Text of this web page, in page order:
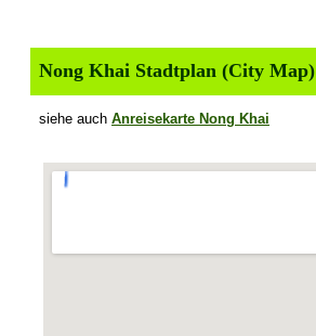
Nong Khai Stadtplan (City Map)
siehe auch Anreisekarte Nong Khai